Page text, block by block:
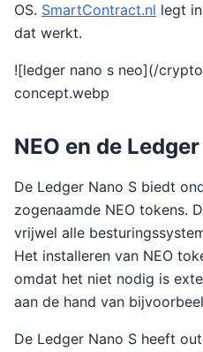
OS. SmartContract.nl legt
dat werkt.
![ledger nano s neo](/
concept.webp
NEO en de
De Ledger Nano S biedt
zogenaamde NEO tokens.
vrijwel alle
Het installeren van NEO
omdat het niet nodig is
aan de hand van
De Ledger Nano S heeft